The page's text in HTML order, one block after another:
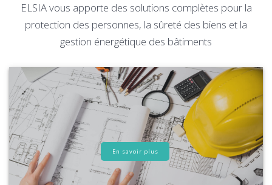
ELSIA vous apporte des solutions complètes pour la
protection des personnes, la sûreté des biens et la
gestion énergétique des bâtiments
En savoir plus